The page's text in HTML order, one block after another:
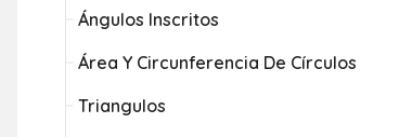
Ángulos Inscritos
Área Y Circunferencia De Círculos
Triangulos